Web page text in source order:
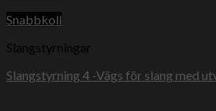
Snabbkoll
Slangstyrningar
Slangstyrning 4 -Vägs för slang med